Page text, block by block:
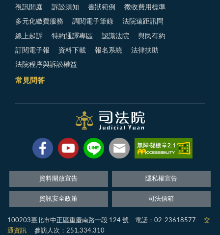
視訊開庭 訴訟須知 書狀範例 徵收費用標準
多元化繳費服務 調閱電子筆錄 法院遠距訊問
線上起訴 特約通譯專區 認識法院 與民有約
訂閱電子報 資料下載 報名系統 法律扶助
法院程序與訴訟權益
常見問答
資料開放宣告 隱私權宣告
資訊安全政策 司法信箱
100203臺北市中正區重慶南路一段 124 號 電話：02-23618577
交
通資訊
參訪人次：251,334,310